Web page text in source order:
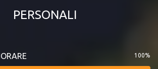
PERSONALI
100%